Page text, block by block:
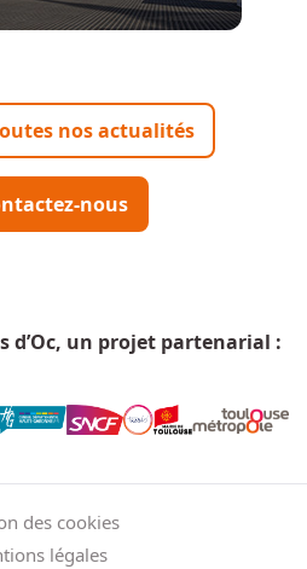
nos actualités
nous
d’Oc, un projet partenarial :
des cookies
légales